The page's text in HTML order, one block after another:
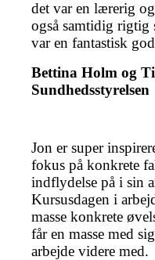
det var en lærerig
også samtidig
var en fantastisk
Bettina Holm og
Sundhedsstyrelsen
Jon er super
fokus på konkrete
indflydelse på i sin
Kursusdagen i
masse konkrete
får en masse med
arbejde videre med.